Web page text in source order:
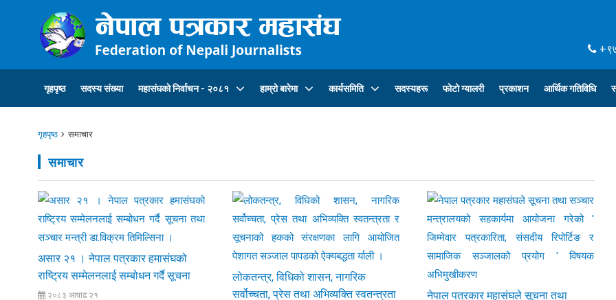
गृहपृष्ठ सदस्य संख्या महासंघकाे निर्वाचन - २०८१ हाम्रो बारेमा कार्यसमिति सदस्यहरू फोटो ग्यालरी प्रकाशन आर्थिक गतिविधि
गृहपृष्ठ समाचार
समाचार
असार २१ । नेपाल पत्रकार हमासंघको
राष्ट्रिय सम्मेलनलाई सम्बोधन गर्दै सूचना
तथा सञ्चार मन्त्री डा.विक्रम तिमिल्सिना ।
२०८३ आषाढ २१
लोकतन्त्र, विधिको शासन, नागरिक
सर्वोच्चता, प्रेस तथा अभिव्यक्ति स्वतन्त्रता
नेपाल पत्रकार महासंघले सूचना तथा